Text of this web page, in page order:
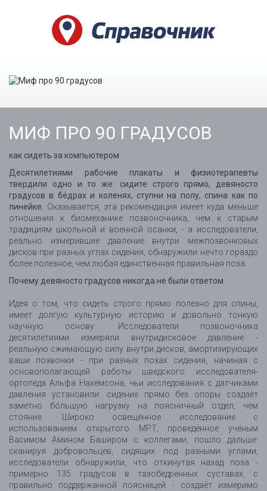
МИФ ПРО 90 ГРАДУСОВ
как сидеть за компьютером
Десятилетиями рабочие плакаты и физиотерапевты
твердили одно и то же: сидите строго прямо, девяносто
градусов в бёдрах и коленях, ступни на полу, спина как по
линейке.
Оказывается, эта рекомендация имеет куда меньше
отношения к биомеханике позвоночника, чем к старым
традициям школьной и военной осанки, - а исследователи,
реально измерившие давление внутри межпозвонковых
дисков при разных углах сидения, обнаружили нечто гораздо
более полезное, чем любая единственная правильная поза.
Почему девяносто градусов никогда не были ответом
Идея о том, что сидеть строго прямо полезно для спины,
имеет долгую культурную историю и довольно тонкую
научную основу. Исследователи позвоночника
десятилетиями измеряли внутридисковое давление -
реальную сжимающую силу внутри дисков, амортизирующих
ваши позвонки - при разных позах сидения, начиная с
основополагающей работы шведского исследователя-
ортопеда Альфа Нахемсона, чьи исследования с датчиками
давления установили: сидение прямо без опоры создаёт
заметно бóльшую нагрузку на поясничный отдел, чем
стояние. Широко освещённое исследование с
использованием открытого МРТ, проведённое учёным
Васимом Амином Баширом с коллегами, пошло дальше:
сканируя добровольцев, сидящих под разными углами,
исследователи обнаружили, что откинутая назад поза -
примерно 135 градусов в тазобедренных суставах, с
правильно поддержанной поясницей - создаёт измеримо